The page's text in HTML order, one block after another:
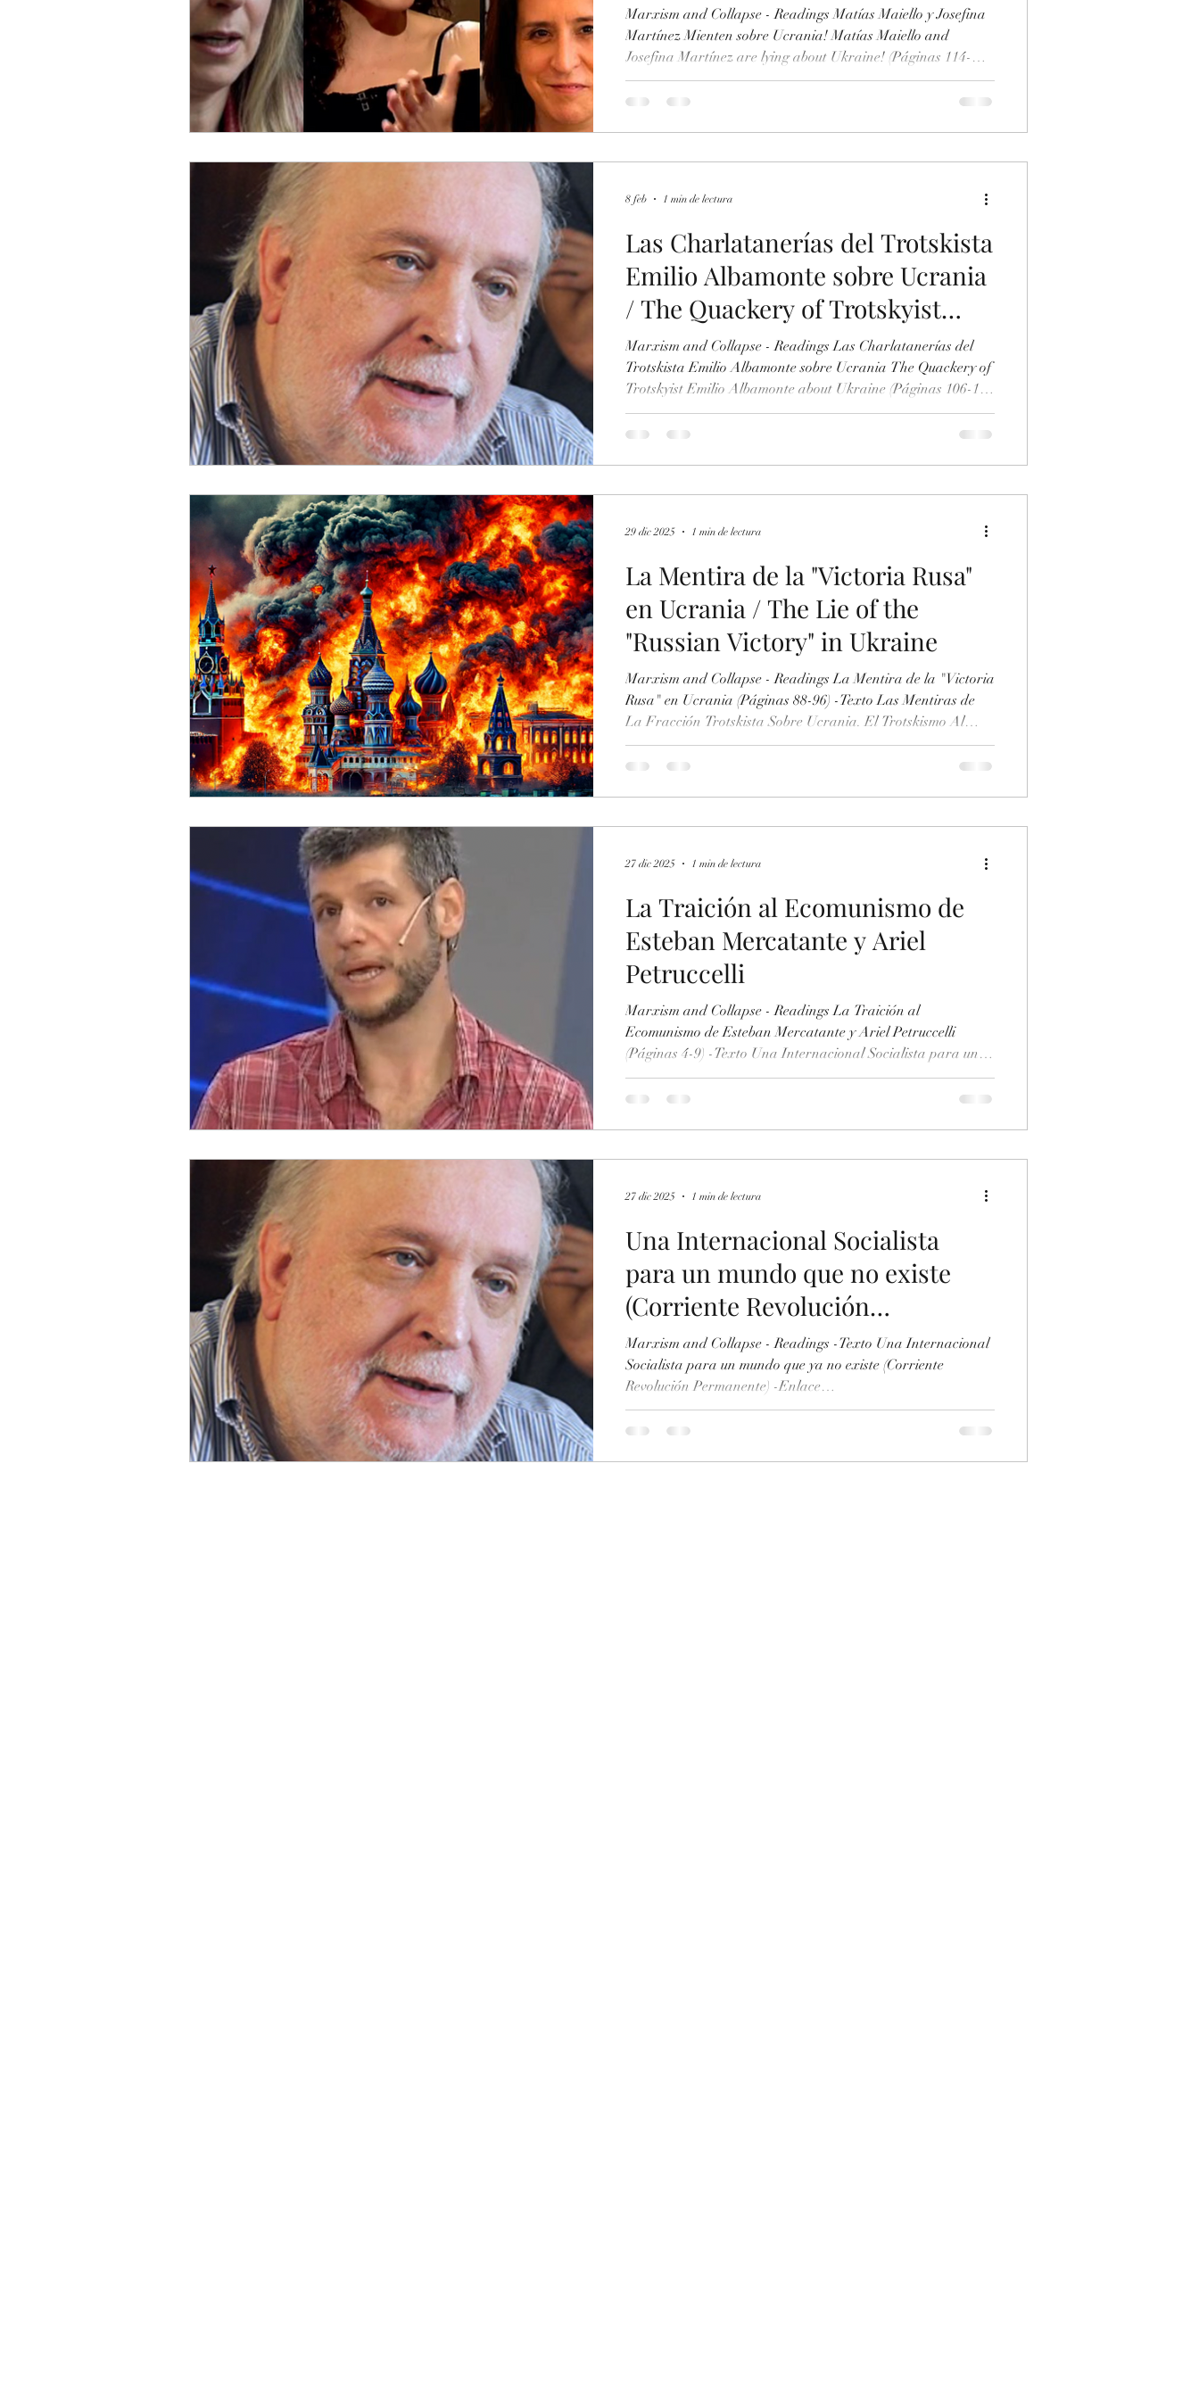
Marxism and Collapse - Readings Matías Maiello y Josefina
Martínez Mienten sobre Ucrania! Matías Maiello and
Josefina Martínez are lying about Ukraine! (Páginas 114-
120) -Texto Las Mentiras de Matías Maiello y Josefina
Martínez sobre Ucrania / The Lies of Matías Maiello and
de-la-Fraccion-Trotskista-sobre-Ucrania-El-Trotskismo-al-
Las Charlatanerías del Trotskista
Emilio Albamonte sobre Ucrania
/ The Quackery of Trotskyist
Emilio Albamonte about Ukraine
Marxism and Collapse - Readings Las Charlatanerías del
Trotskista Emilio Albamonte sobre Ucrania The Quackery of
Trotskyist Emilio Albamonte about Ukraine (Páginas 106-114
) -Texto Las Charlatanerías del Trotskista Emilio Albamonte
sobre Ucrania / The Quackery of Trotskyist Emilio
de-la-Fraccion-Trotskista-sobre-Ucrania-El-Trotskismo-al-
8 feb 1 min de lectura
La Mentira de la "Victoria Rusa"
en Ucrania / The Lie of the
"Russian Victory" in Ukraine
Marxism and Collapse - Readings La Mentira de la "Victoria
Rusa" en Ucrania (Páginas 88-96) -Texto Las Mentiras de
La Fracción Trotskista Sobre Ucrania. El Trotskismo Al
Servicio Del Nazismo Ruso -Enlace
https://www.scribd.com/document/955129591/Las-Mentiras-
"Russian Victory" in Ukraine (Pages 88-96) –Text The Lies of
29 dic 2025 1 min de lectura
La Traición al Ecomunismo de
Esteban Mercatante y Ariel
Petruccelli
Marxism and Collapse - Readings La Traición al
Ecomunismo de Esteban Mercatante y Ariel Petruccelli
(Páginas 4-9) -Texto Una Internacional Socialista para un
mundo que ya no existe (Corriente Revolución Permanente) -
Enlace
un-mundo-que-ya-no-existe-Ensayo
27 dic 2025 1 min de lectura
Una Internacional Socialista
para un mundo que no existe
(Corriente Revolución
Permanente)
Marxism and Collapse - Readings -Texto Una Internacional
Socialista para un mundo que ya no existe (Corriente
Revolución Permanente) -Enlace
https://www.scribd.com/document/970638267/Corriente-
Revolucion-Permanente-Una-Internacional-Socialista-para-
27 dic 2025 1 min de lectura